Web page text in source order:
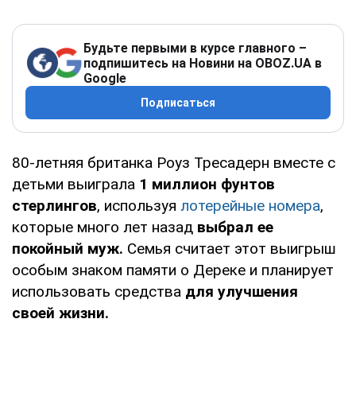
Будьте первыми в курсе главного –
подпишитесь на Новини на OBOZ.UA в
Google
Подписаться
80-летняя британка Роуз Тресадерн вместе с
детьми выиграла 1 миллион фунтов
стерлингов, используя лотерейные номера,
которые много лет назад выбрал ее
покойный муж. Семья считает этот выигрыш
особым знаком памяти о Дереке и планирует
использовать средства для улучшения
своей жизни.